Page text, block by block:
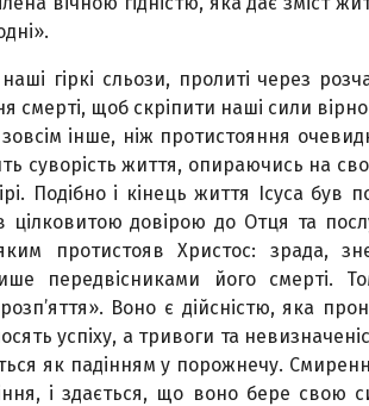
гіркі сльози, пролиті через
смерті, щоб скріпити наші сили
інше, ніж протистояння
суворість життя, опираючись на
Подібно і кінець життя Ісуса був
цілковитою довірою до Отця та
протистояв Христос: зрада,
передвісниками його смерті.
Воно є дійсністю, яка
успіху, а тривоги та
як падінням у порожнечу.
і здається, що воно бере свою